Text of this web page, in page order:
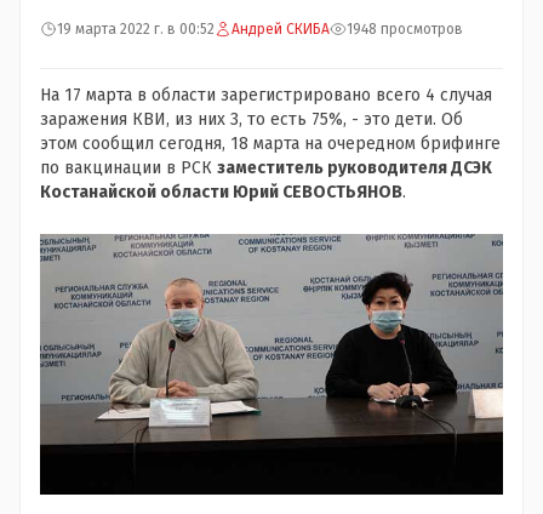
19 марта 2022 г. в 00:52 Андрей СКИБА 1948 просмотров
На 17 марта в области зарегистрировано всего 4 случая
заражения КВИ, из них 3, то есть 75%, - это дети. Об
этом сообщил сегодня, 18 марта на очередном брифинге
по вакцинации в РСК заместитель руководителя ДСЭК
Костанайской области Юрий СЕВОСТЬЯНОВ.